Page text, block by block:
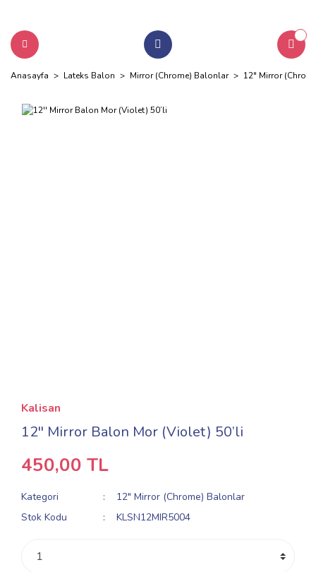
Anasayfa Lateks Balon Mirror (Chrome) Balonlar 12" Mirror
Kalisan
12'' Mirror Balon Mor (Violet) 50’li
450,00 TL
Kategori
12" Mirror (Chrome) Balonlar
Stok Kodu
KLSN12MIR5004